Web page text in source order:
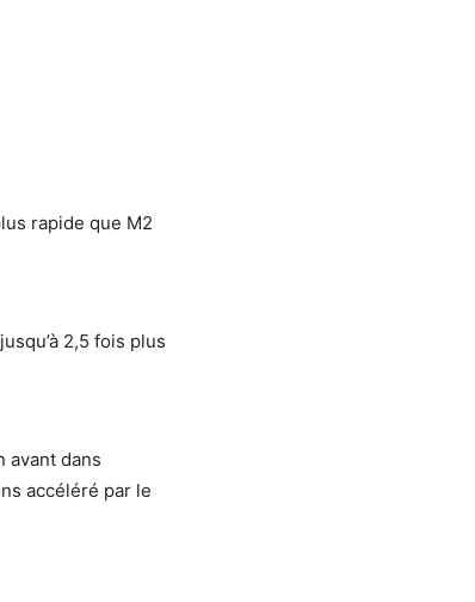
rapide que M2
2,5 fois plus
avant dans
accéléré par le